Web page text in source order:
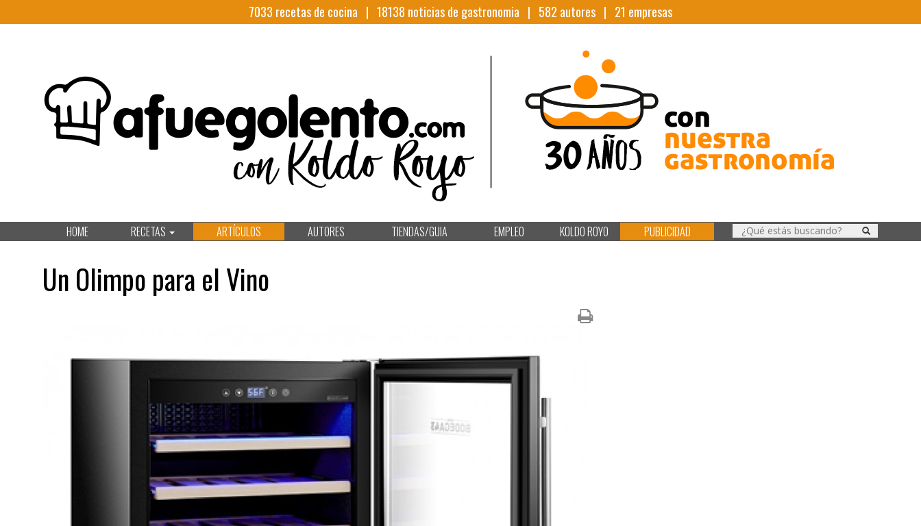
7033 recetas de cocina | 18138 noticias de gastronomia | 582 autores | 21 empresas
HOME RECETAS ARTÍCULOS AUTORES TIENDAS/GUIA EMPLEO KOLDO ROYO PUBLICIDAD
Un Olimpo para el Vino